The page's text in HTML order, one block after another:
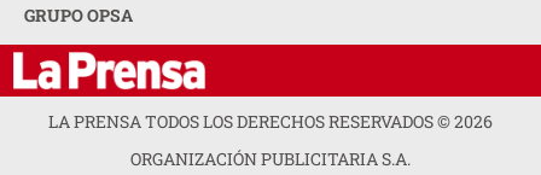
GRUPO OPSA
LA PRENSA TODOS LOS DERECHOS RESERVADOS ©2026
ORGANIZACIÓN PUBLICITARIA S.A.